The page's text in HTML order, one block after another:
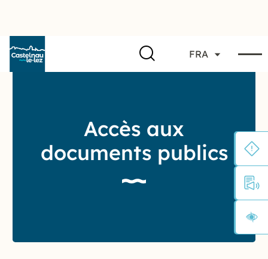
FRA
Accès aux
documents publics